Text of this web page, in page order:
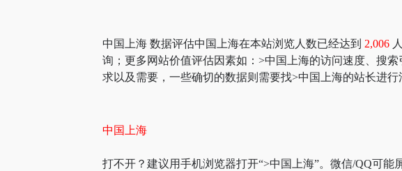
中国上海 数据评估中国上海在本站浏览人数已经达到 2,006
询；更多网站价值评估因素如：>中国上海的访问速度、搜
求以及需要，一些确切的数据则需要找>中国上海的站长进行
中国上海
打不开？建议用手机浏览器打开“>中国上海”。微信/QQ可